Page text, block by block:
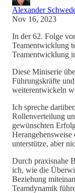
Alexander
Nov 16, 2023
In der 62. Folge
Teamentwicklung
Teamentwicklung
Diese Miniserie
Führungskräfte
weiterentwickeln
Ich spreche
Rollenverteilung
gewünschten
unterstütze, aber
Durch praxisnahe
ich, wie die
Beziehung
Teamdynamik